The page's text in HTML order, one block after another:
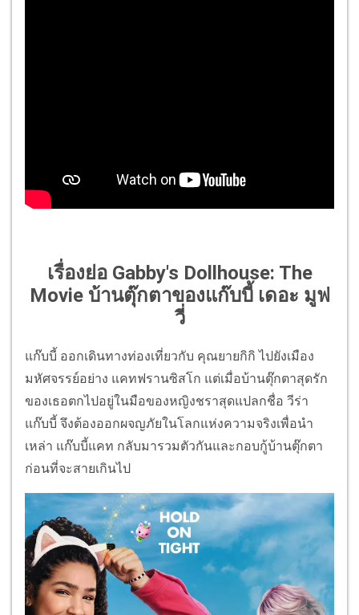
เรื่องย่อ Gabby's Dollhouse: The
Movie บ้านตุ๊กตาของแก๊บบี้ เดอะ มูฟ
วี่
แก๊บบี้ ออกเดินทางท่องเที่ยวกับ คุณยายกิกิ ไปยังเมือง
มหัศจรรย์อย่าง แคทฟรานซิสโก แต่เมื่อบ้านตุ๊กตาสุดรัก
ของเธอตกไปอยู่ในมือของหญิงชราสุดแปลกชื่อ วีร่า
แก๊บบี้ จึงต้องออกผจญภัยในโลกแห่งความจริงเพื่อนำ
เหล่า แก๊บบี้แคท กลับมารวมตัวกันและกอบกู้บ้านตุ๊กตา
ก่อนที่จะสายเกินไป